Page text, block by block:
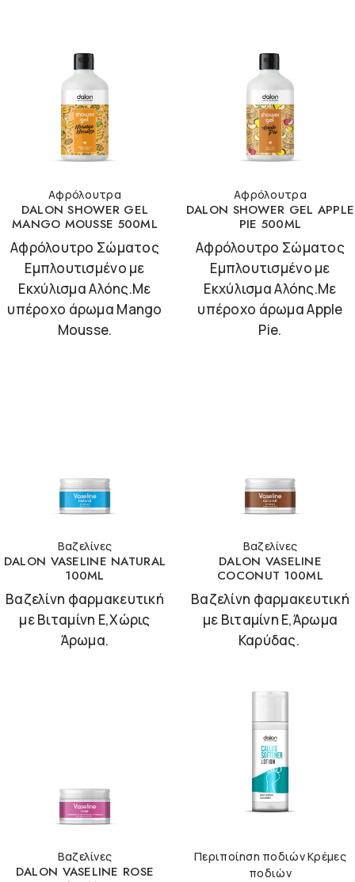
Αφρόλουτρα
DALON SHOWER GEL
MANGO MOUSSE 500ML
Αφρόλουτρο Σώματος
Εμπλουτισμένο με
Εκχύλισμα Αλόης.Με
υπέροχο άρωμα Mango
Mousse.
Αφρόλουτρα
DALON SHOWER GEL APPLE
PIE 500ML
Αφρόλουτρο Σώματος
Εμπλουτισμένο με
Εκχύλισμα Αλόης.Με
υπέροχο άρωμα Apple
Pie.
Βαζελίνες
DALON VASELINE NATURAL
100ML
Βαζελίνη φαρμακευτική
με Βιταμίνη Ε,Χώρις
Άρωμα.
Βαζελίνες
DALON VASELINE
COCONUT 100ML
Βαζελίνη φαρμακευτική
με Βιταμίνη Ε,Άρωμα
Καρύδας.
Βαζελίνες
DALON VASELINE ROSE
Περιποίηση ποδιών Κρέμες
ποδιών